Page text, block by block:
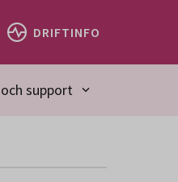
DRIFTINFO
support